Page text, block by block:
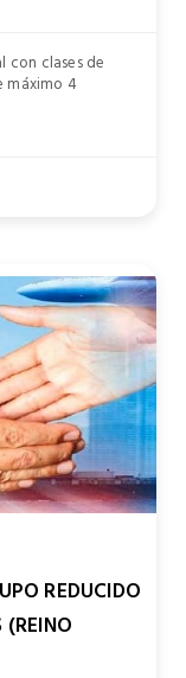
con clases de
máximo 4
REDUCIDO
(REINO